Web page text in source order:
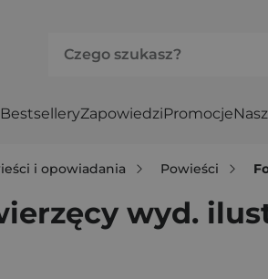
BestselleryZapowiedziPromocje
i opowiadania Powieści
wyd.